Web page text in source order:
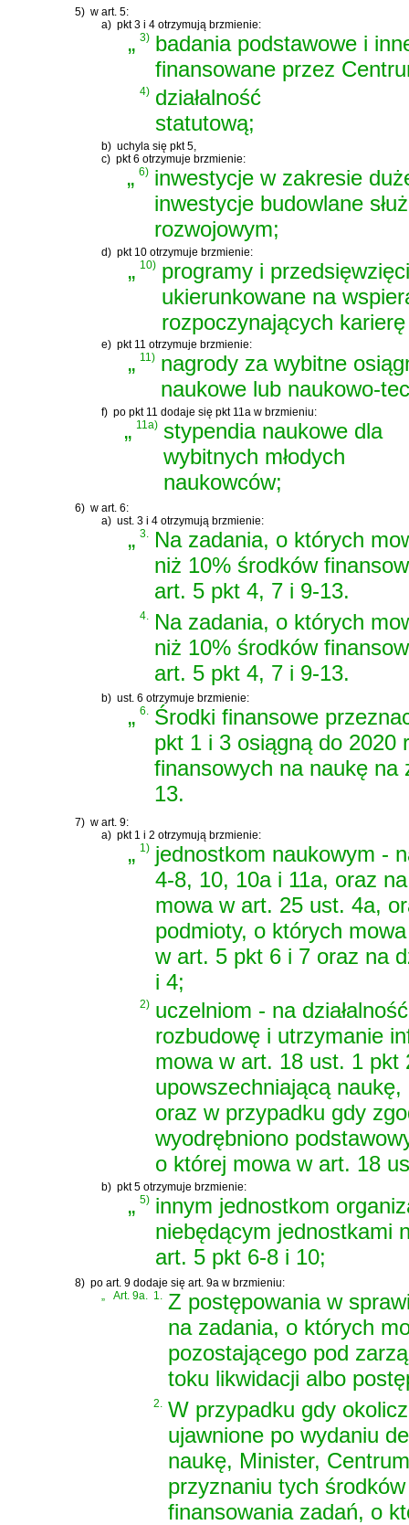
5) w art. 5:
a) pkt 3 i 4 otrzymują brzmienie:
„3) badania podstawowe i
finansowane przez
4) działalność
statutową;
b) uchyla się pkt 5,
c) pkt 6 otrzymuje brzmienie:
„6) inwestycje w zakresie
inwestycje budowlane
rozwojowym;
d) pkt 10 otrzymuje brzmienie:
„10) programy i
ukierunkowane na
rozpoczynających
e) pkt 11 otrzymuje brzmienie:
„11) nagrody za wybitne
naukowe lub naukowo-
f) po pkt 11 dodaje się pkt 11a w brzmieniu:
„11a) stypendia naukowe dla
wybitnych młodych
naukowców;
6) w art. 6:
a) ust. 3 i 4 otrzymują brzmienie:
„3. Na zadania, o których
niż 10% środków
art. 5 pkt 4, 7 i 9-13.
4. Na zadania, o których
niż 10% środków
art. 5 pkt 4, 7 i 9-13.
b) ust. 6 otrzymuje brzmienie:
„6. Środki finansowe
pkt 1 i 3 osiągną do 2020
finansowych na naukę
13.
7) w art. 9:
a) pkt 1 i 2 otrzymują brzmienie:
„1) jednostkom naukowym -
4-8, 10, 10a i 11a, oraz
mowa w art. 25 ust. 4a,
podmioty, o których
w art. 5 pkt 6 i 7 oraz na
i 4;
2) uczelniom - na
rozbudowę i utrzymanie
mowa w art. 18 ust. 1 pkt
upowszechniającą
oraz w przypadku gdy
wyodrębniono
o której mowa w art. 18
b) pkt 5 otrzymuje brzmienie:
„5) innym jednostkom
niebędącym jednostkami
art. 5 pkt 6-8 i 10;
8) po art. 9 dodaje się art. 9a w brzmieniu:
„
Art. 9a. 1. Z postępowania w
na zadania, o których
pozostającego pod
toku likwidacji albo
2. W przypadku gdy
ujawnione po wydaniu
naukę, Minister,
przyznaniu tych
finansowania zadań, o